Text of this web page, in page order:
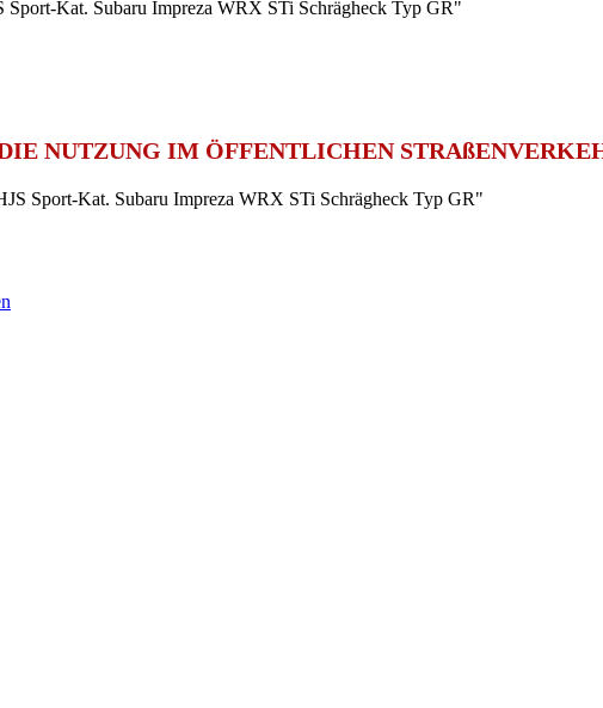
Kat. Subaru Impreza WRX STi Schrägheck Typ GR"
NUTZUNG IM ÖFFENTLICHEN
Sport-Kat. Subaru Impreza WRX STi Schrägheck Typ GR"